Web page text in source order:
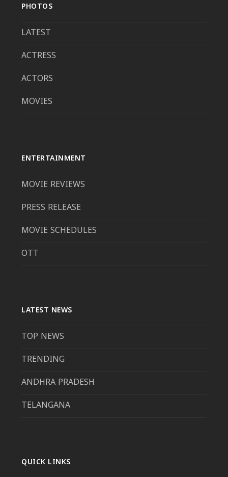
PHOTOS
LATEST
ACTRESS
ACTORS
MOVIES
ENTERTAINMENT
MOVIE REVIEWS
PRESS RELEASE
MOVIE SCHEDULES
OTT
LATEST NEWS
TOP NEWS
TRENDING
ANDHRA PRADESH
TELANGANA
QUICK LINKS